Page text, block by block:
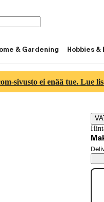
& Gardening Hobbies &
sivusto ei enää tue. Lue